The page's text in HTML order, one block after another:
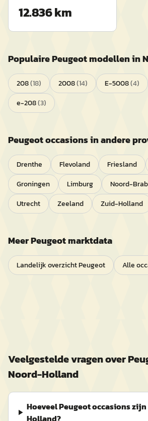
12.836 km
PopulairePeugeotmodellen in
208(18) 2008(14) E-5008(4)
e-208(3)
Peugeotoccasions in andere
Drenthe Flevoland Friesland
Groningen
Limburg Noord-
Utrecht
Zeeland Zuid-Holland
MeerPeugeotmarktdata
Landelijk overzichtPeugeot Alle
Veelgestelde vragen over
Noord-Holland
Hoeveel Peugeot occasions
Holland?